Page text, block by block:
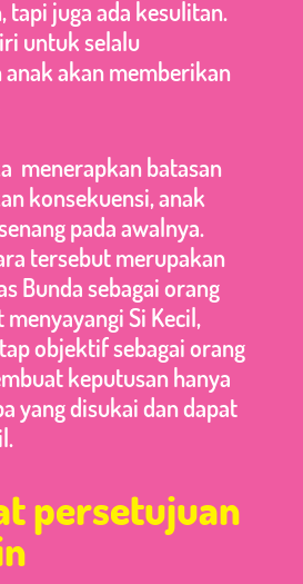
tapi juga ada kesulitan.
untuk selalu
akan memberikan
menerapkan batasan
konsekuensi, anak
pada awalnya.
tersebut merupakan
Bunda sebagai orang
Si Kecil,
objektif sebagai orang
keputusan hanya
yang disukai dan dapat
persetujuan